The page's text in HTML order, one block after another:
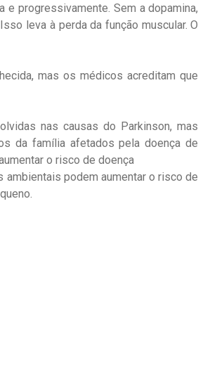
progressivamente. Sem a dopamina,
leva à perda da função muscular. O
mas os médicos acreditam que
nas causas do Parkinson, mas
da família afetados pela doença de
o risco de doença
podem aumentar o risco de